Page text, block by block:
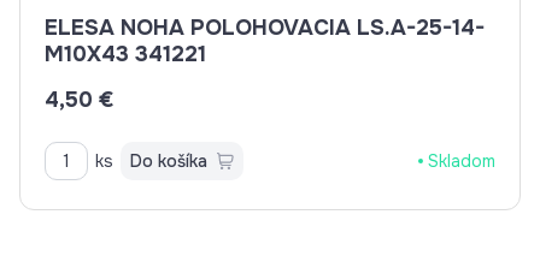
ELESA NOHA POLOHOVACIA LS.A-25-14-
M10X43 341221
4,50 €
ks Do košíka Skladom